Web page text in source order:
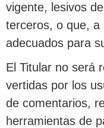
vigente, lesivos
terceros, o que, a
adecuados para
El Titular no será
vertidas por los
de comentarios,
herramientas de